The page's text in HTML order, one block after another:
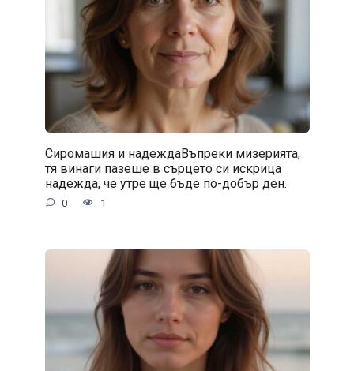
Сиромашия и надеждаВъпреки мизерията,
тя винаги пазеше в сърцето си искрица
надежда, че утре ще бъде по-добър ден.
0 1